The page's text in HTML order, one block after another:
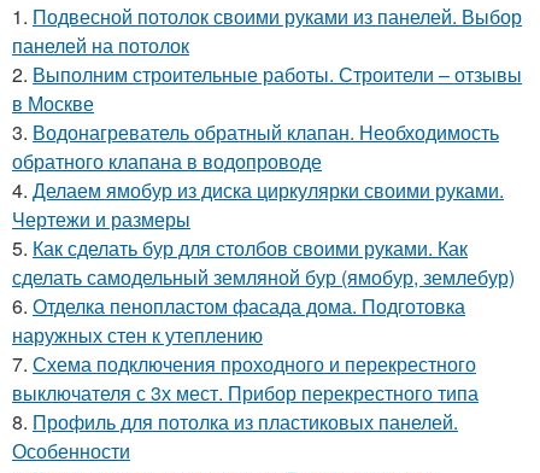
1. Подвесной потолок своими руками из панелей. Выбор
панелей на потолок
2. Выполним строительные работы. Строители – отзывы
в Москве
3. Водонагреватель обратный клапан. Необходимость
обратного клапана в водопроводе
4. Делаем ямобур из диска циркулярки своими руками.
Чертежи и размеры
5. Как сделать бур для столбов своими руками. Как
сделать самодельный земляной бур (ямобур, землебур)
6. Отделка пенопластом фасада дома. Подготовка
наружных стен к утеплению
7. Схема подключения проходного и перекрестного
выключателя с 3х мест. Прибор перекрестного типа
8. Профиль для потолка из пластиковых панелей.
Особенности